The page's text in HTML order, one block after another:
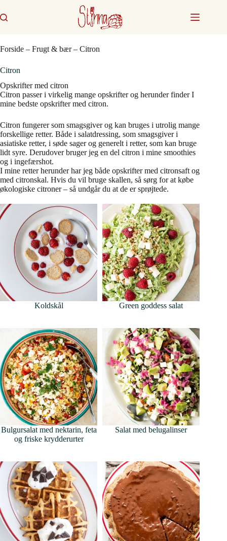
til
indhold
Forside – Frugt & bær– Citron
Citron
Opskrifter med citron
Citron passer i virkelig mange opskrifter og herunder finder I
mine bedste opskrifter med citron.
Citron fungerer som smagsgiver og kan bruges i utrolig mange
forskellige retter. Både i salatdressing, som smagsgiver i
asiatiske retter, i søde sager og generelt i retter, som kan bruge
lidt syre. Derudover bruger jeg en del citron i mine smoothies
og i ingefærshot.
I mine retter herunder har jeg både opskrifter med citronsaft og
med citronskal. Hvis du vil bruge skallen, så sørg for at købe
økologiske citroner – så undgår du at de er sprøjtede.
Koldskål Green goddess salat
Bulgursalat med nektarin, feta
og friske krydderurter
Salat med belugalinser